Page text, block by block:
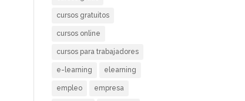
cursos gratuitos
cursos online
cursos para trabajadores
e-learning elearning
empleo empresa